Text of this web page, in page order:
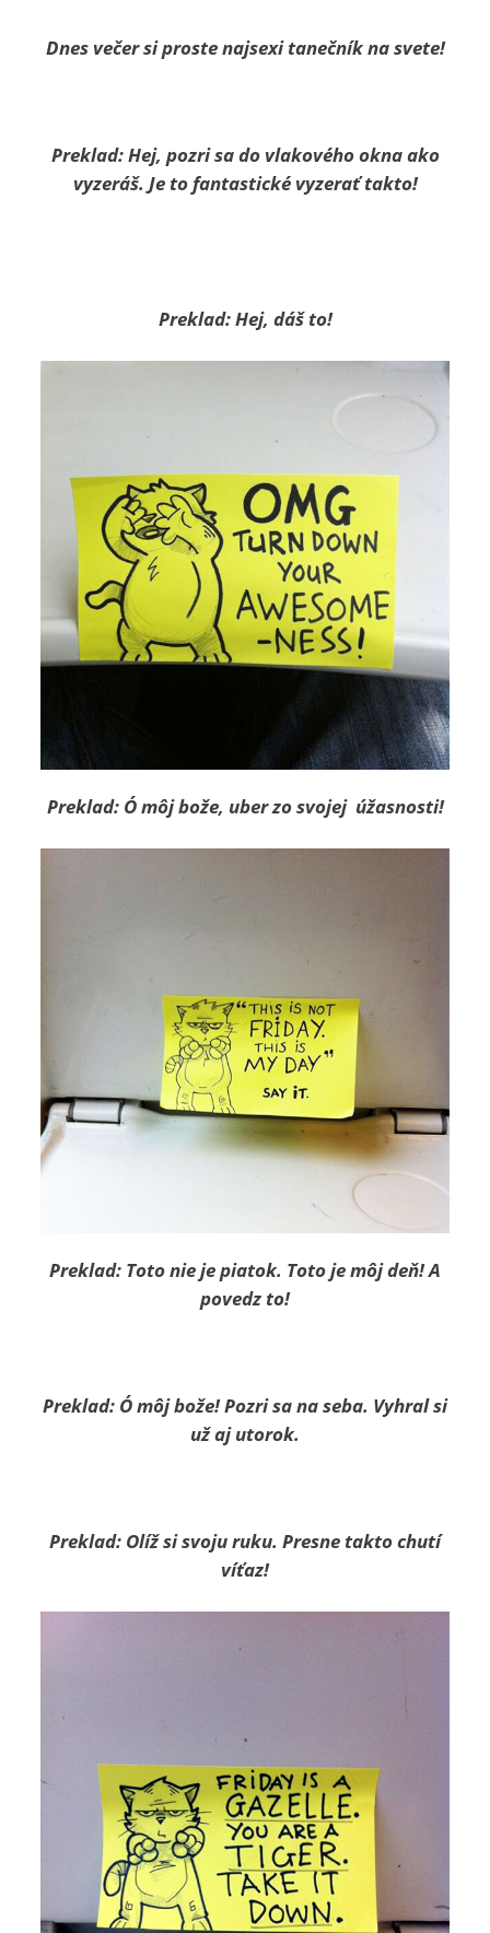
Dnes večer si proste najsexi tanečník na svete!
Preklad: Hej, pozri sa do vlakového okna ako
vyzeráš. Je to fantastické vyzerať takto!
Preklad: Hej, dáš to!
Preklad: Ó môj bože, uber zo svojej úžasnosti!
Preklad: Toto nie je piatok. Toto je môj deň! A
povedz to!
Preklad: Ó môj bože! Pozri sa na seba. Vyhral si
už aj utorok.
Preklad: Olíž si svoju ruku. Presne takto chutí
víťaz!